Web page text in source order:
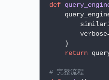
def
    )
return
# 完整流程